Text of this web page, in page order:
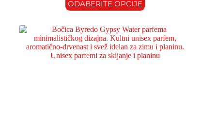
ODABERITE OPCIJE